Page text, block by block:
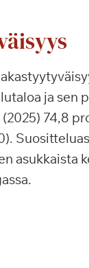
ja sen
74,8
asukkaista